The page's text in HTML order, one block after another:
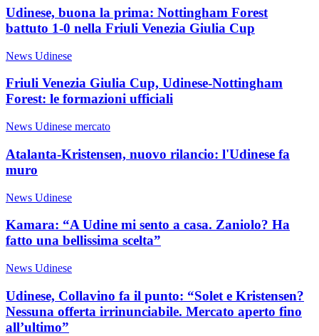
Udinese, buona la prima: Nottingham Forest
battuto 1-0 nella Friuli Venezia Giulia Cup
News Udinese
Friuli Venezia Giulia Cup, Udinese-Nottingham
Forest: le formazioni ufficiali
News Udinese mercato
Atalanta-Kristensen, nuovo rilancio: l'Udinese fa
muro
News Udinese
Kamara: “A Udine mi sento a casa. Zaniolo? Ha
fatto una bellissima scelta”
News Udinese
Udinese, Collavino fa il punto: “Solet e Kristensen?
Nessuna offerta irrinunciabile. Mercato aperto fino
all’ultimo”